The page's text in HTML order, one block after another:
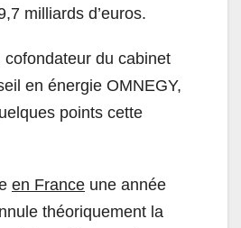
milliards d’euros.
cofondateur du cabinet
en énergie OMNEGY,
points cette
en France une année
théoriquement la